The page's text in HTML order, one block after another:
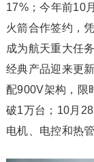
17%；今年前10
火箭合作签约，
成为航天重大任
经典产品迎来更
配900V架构，限
破1万台；10月
电机、电控和热